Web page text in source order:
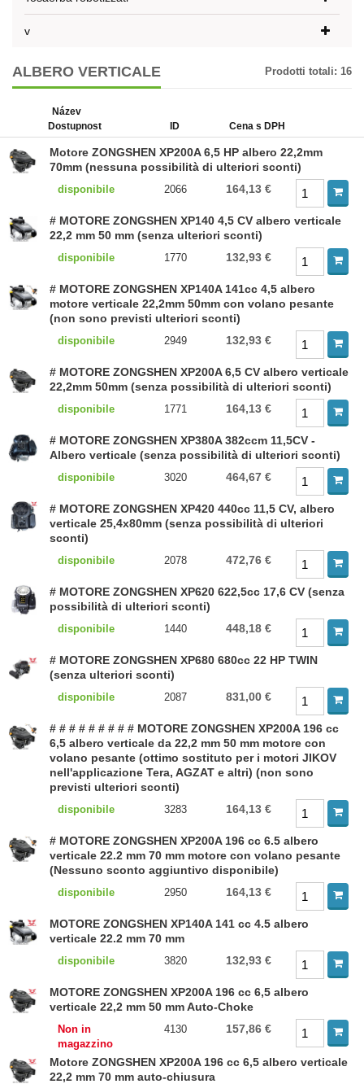
v
ALBERO VERTICALE Prodotti totali: 16
Název
Dostupnost
ID Cena s DPH
Motore ZONGSHEN XP200A 6,5 HP albero 22,2mm
70mm (nessuna possibilità di ulteriori sconti)
disponibile 2066 164,13 €
# MOTORE ZONGSHEN XP140 4,5 CV albero verticale
22,2 mm 50 mm (senza ulteriori sconti)
disponibile 1770 132,93 €
# MOTORE ZONGSHEN XP140A 141cc 4,5 albero
motore verticale 22,2mm 50mm con volano pesante
(non sono previsti ulteriori sconti)
disponibile 2949 132,93 €
# MOTORE ZONGSHEN XP200A 6,5 CV albero verticale
22,2mm 50mm (senza possibilità di ulteriori sconti)
disponibile 1771 164,13 €
# MOTORE ZONGSHEN XP380A 382ccm 11,5CV -
Albero verticale (senza possibilità di ulteriori sconti)
disponibile 3020 464,67 €
# MOTORE ZONGSHEN XP420 440cc 11,5 CV, albero
verticale 25,4x80mm (senza possibilità di ulteriori
sconti)
disponibile 2078 472,76 €
# MOTORE ZONGSHEN XP620 622,5cc 17,6 CV (senza
possibilità di ulteriori sconti)
disponibile 1440 448,18 €
# MOTORE ZONGSHEN XP680 680cc 22 HP TWIN
(senza ulteriori sconti)
disponibile 2087 831,00 €
# # # # # # # # # MOTORE ZONGSHEN XP200A 196 cc
6,5 albero verticale da 22,2 mm 50 mm motore con
volano pesante (ottimo sostituto per i motori JIKOV
nell'applicazione Tera, AGZAT e altri) (non sono
previsti ulteriori sconti)
disponibile 3283 164,13 €
# MOTORE ZONGSHEN XP200A 196 cc 6.5 albero
verticale 22.2 mm 70 mm motore con volano pesante
(Nessuno sconto aggiuntivo disponibile)
disponibile 2950 164,13 €
MOTORE ZONGSHEN XP140A 141 cc 4.5 albero
verticale 22.2 mm 70 mm
disponibile 3820 132,93 €
MOTORE ZONGSHEN XP200A 196 cc 6,5 albero
verticale 22,2 mm 50 mm Auto-Choke
Non in
magazzino
4130 157,86 €
Motore ZONGSHEN XP200A 196 cc 6,5 albero verticale
22,2 mm 70 mm auto-chiusura